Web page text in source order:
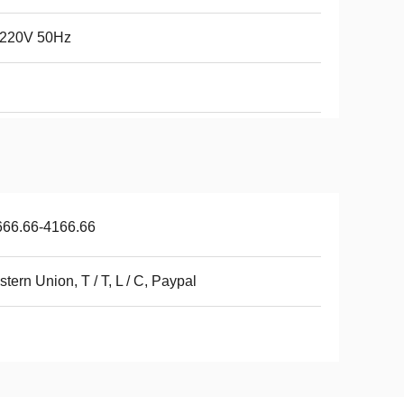
50Hz
4166.66
Union, T / T, L / C, Paypal